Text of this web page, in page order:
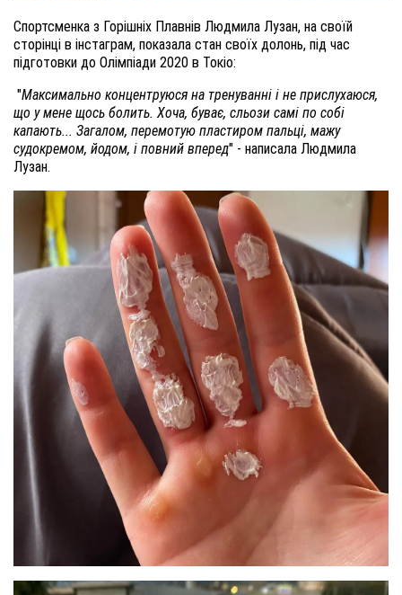
Спортсменка з Горішніх Плавнів Людмила Лузан, на своїй
сторінці в інстаграм, показала стан своїх долонь, під час
підготовки до Олімпіади 2020 в Токіо:
"Максимально концентруюся на тренуванні і не прислухаюся,
що у мене щось болить. Хоча, буває, сльози самі по собі
капають... Загалом, перемотую пластиром пальці, мажу
судокремом, йодом, і повний вперед" - написала Людмила
Лузан.